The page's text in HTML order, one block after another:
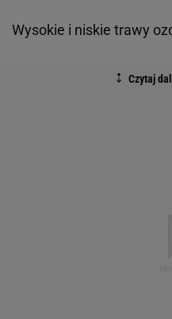
Wysokie i niskie trawy